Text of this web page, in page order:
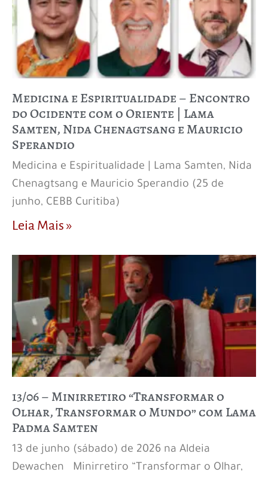
Medicina e Espiritualidade – Encontro
do Ocidente com o Oriente | Lama
Samten, Nida Chenagtsang e Mauricio
Sperandio
Medicina e Espiritualidade | Lama Samten, Nida
Chenagtsang e Mauricio Sperandio (25 de
junho, CEBB Curitiba)
Leia Mais »
13/06 – Minirretiro “Transformar o
Olhar, Transformar o Mundo” com Lama
Padma Samten
13 de junho (sábado) de 2026 na Aldeia
Dewachen Minirretiro “Transformar o Olhar,